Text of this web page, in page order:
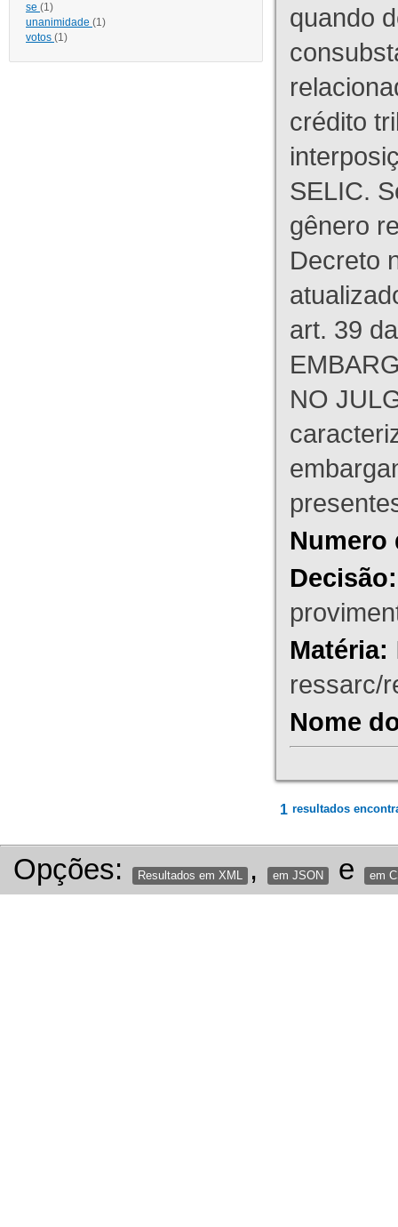
se (1)
unanimidade (1)
votos (1)
quando
crédito
SELIC.
gênero
Decreto
art. 39
NO
Numero
Decisão:
Matéria:
ressarc/
Nome
1 resultados
Opções: Resultados em XML , em JSON e em